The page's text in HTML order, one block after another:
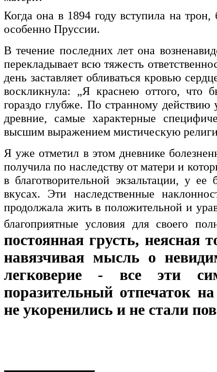
Когда она в 1894 году вступила на
особенно Пруссии.
В течение последних лет она
перекладывает всю тяжесть
день заставляет обливаться кровью
воскликнула: „Я краснею оттого, что
гораздо глубже. По странному
древние, самые характерные
высшим выражением мистическую
Я уже отметил в этом дневнике
получила по наследству от матери и
в благотворительной экзальтации, у ее
вкусах. Эти наследственные
продолжала жить в положительной и
благоприятные условия для своего
постоянная грусть, неясная
навязчивая мысль о
легковерие - все эти
поразительный отпечаток
не укоренились и не стали